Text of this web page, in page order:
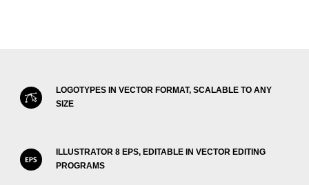
LOGOTYPES IN VECTOR FORMAT, SCALABLE TO ANY
SIZE
ILLUSTRATOR 8 EPS, EDITABLE IN VECTOR EDITING
PROGRAMS